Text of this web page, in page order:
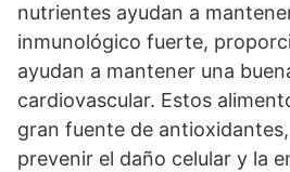
nutrientes ayudan a
inmunológico fuerte,
ayudan a mantener una
cardiovascular. Estos
gran fuente de
prevenir el daño celular y la